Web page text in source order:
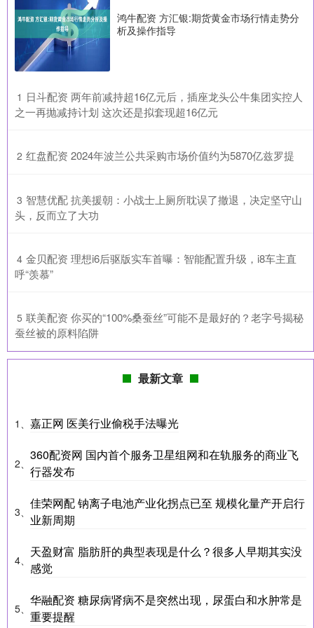
鸿牛配资 方汇银:期货黄金市场行情走势分
析及操作指导
1 ​日斗配资 两年前减持超16亿元后，插座龙头公牛集团实控人
之一再抛减持计划 这次还是拟套现超16亿元
2 ​红盘配资 2024年波兰公共采购市场价值约为5870亿兹罗提
3 ​智慧优配 抗美援朝：小战士上厕所耽误了撤退，决定坚守山
头，反而立了大功
4 ​金贝配资 理想i6后驱版实车首曝：智能配置升级，i8车主直
呼“羡慕”
5 ​联美配资 你买的“100%桑蚕丝”可能不是最好的？老字号揭秘
蚕丝被的原料陷阱
最新文章
1、 嘉正网 医美行业偷税手法曝光
2、
360配资网 国内首个服务卫星组网和在轨服务的商业飞
行器发布
3、
佳荣网配 钠离子电池产业化拐点已至 规模化量产开启行
业新周期
4、
天盈财富 脂肪肝的典型表现是什么？很多人早期其实没
感觉
5、
华融配资 糖尿病肾病不是突然出现，尿蛋白和水肿常是
重要提醒